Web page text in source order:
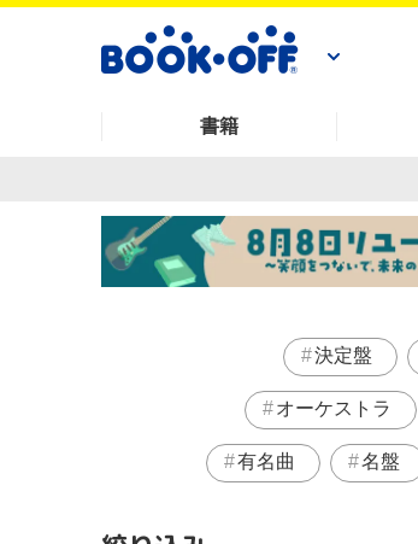
書籍
決定盤
オーケストラ
有名曲 名盤